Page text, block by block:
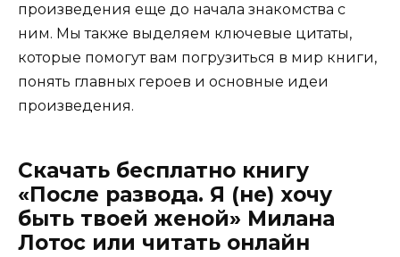
произведения еще до начала знакомства с
ним. Мы также выделяем ключевые цитаты,
которые помогут вам погрузиться в мир книги,
понять главных героев и основные идеи
произведения.
Скачать бесплатно книгу
«После развода. Я (не) хочу
быть твоей женой» Милана
Лотос или читать онлайн